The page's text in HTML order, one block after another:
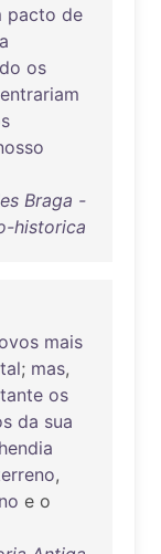
pacto de
os
entrariam
Braga -
historica
mais
; mas,
os
da sua
,
e o